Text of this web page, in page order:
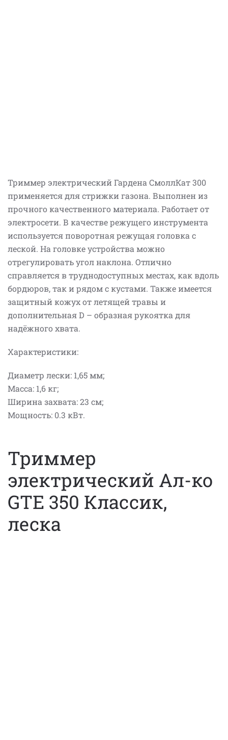
Триммер электрический Гардена СмоллКат 300
применяется для стрижки газона. Выполнен из
прочного качественного материала. Работает от
электросети. В качестве режущего инструмента
используется поворотная режущая головка с
леской. На головке устройства можно
отрегулировать угол наклона. Отлично
справляется в труднодоступных местах, как вдоль
бордюров, так и рядом с кустами. Также имеется
защитный кожух от летящей травы и
дополнительная D – образная рукоятка для
надёжного хвата.
Характеристики:
Диаметр лески: 1,65 мм;
Масса: 1,6 кг;
Ширина захвата: 23 см;
Мощность: 0.3 кВт.
Триммер
электрический Ал-ко
GTE 350 Классик,
леска